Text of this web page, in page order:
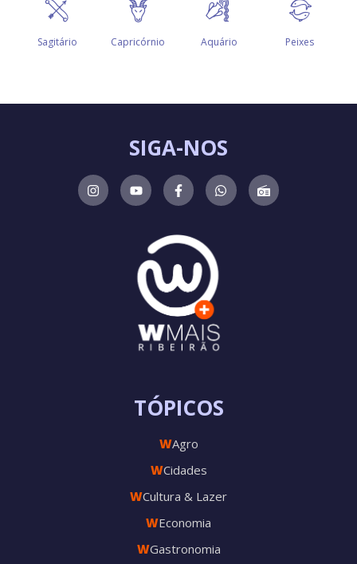
TÓPICOS
WAgro
WCidades
WCultura & Lazer
WEconomia
WGastronomia
SIGA-NOS